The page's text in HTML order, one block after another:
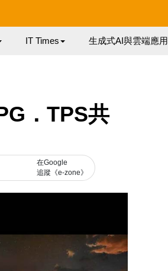
IT Times 生成式AI與雲端應用
．TPS共
在Google
追蹤《e-zone》